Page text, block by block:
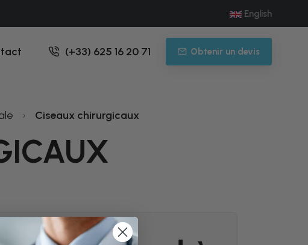
English
(+33) 625 16 20 71 Obtenir un devis
› Ciseaux chirurgicaux